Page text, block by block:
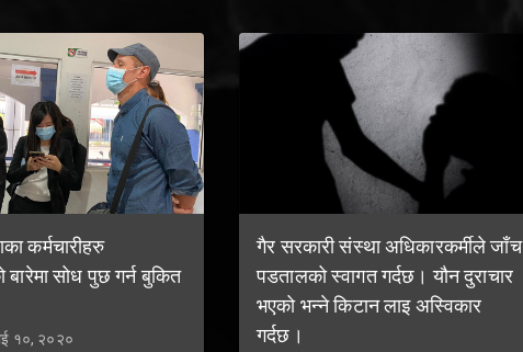
कर्मचारीहरु
बारेमा सोध पुछ गर्न बुकित
१०, २०२०
गैर सरकारी संस्था अधिकारकर्मीले जाँच
पडतालको स्वागत गर्दछ। यौन दुराचार
भएको भन्ने किटान लाइ अस्विकार
गर्दछ।